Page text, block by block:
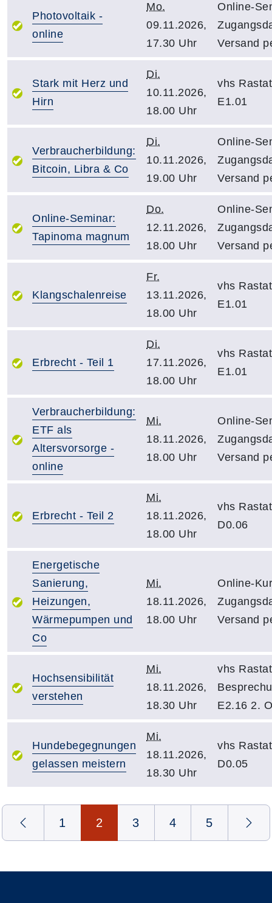
Photovoltaik -
online
Mo.
09.11.2026,
17.30 Uhr
Online-
Versand
Stark mit Herz und
Hirn
Di.
10.11.2026,
18.00 Uhr
vhs
E1.01
Verbraucherbildung:
Bitcoin, Libra & Co
Di.
10.11.2026,
19.00 Uhr
Online-
Versand
Online-Seminar:
Tapinoma magnum
Do.
12.11.2026,
18.00 Uhr
Online-
Versand
Klangschalenreise
Fr.
13.11.2026,
18.00 Uhr
vhs
E1.01
Erbrecht - Teil 1
Di.
17.11.2026,
18.00 Uhr
vhs
E1.01
Verbraucherbildung:
ETF als
Altersvorsorge -
online
Mi.
18.11.2026,
18.00 Uhr
Online-
Versand
Erbrecht - Teil 2
Mi.
18.11.2026,
18.00 Uhr
vhs
D0.06
Energetische
Sanierung,
Heizungen,
Wärmepumpen und
Co
Mi.
18.11.2026,
18.00 Uhr
Online-
Versand
Hochsensibilität
verstehen
Mi.
18.11.2026,
18.30 Uhr
vhs
E2.16 2.
Hundebegegnungen
gelassen meistern
Mi.
18.11.2026,
18.30 Uhr
vhs
D0.05
1 2 3 4 5